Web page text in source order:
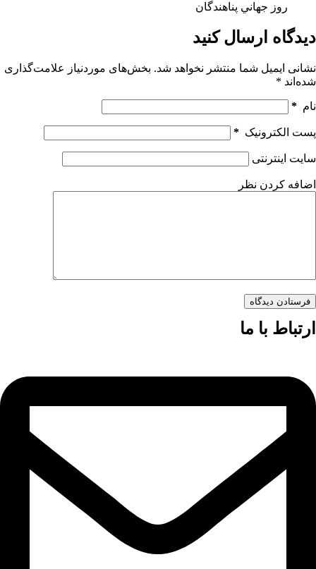
روز جهاني پناهندگان
دیدگاه ارسال کنید
نشانی ایمیل شما منتشر نخواهد شد. بخش‌های موردنیاز علامت‌گذاری
شده‌اند *
نام *
پست الکترونیک *
سایت اینترنتی
اضافه کردن نظر
فرستادن دیدگاه
ارتباط با ما